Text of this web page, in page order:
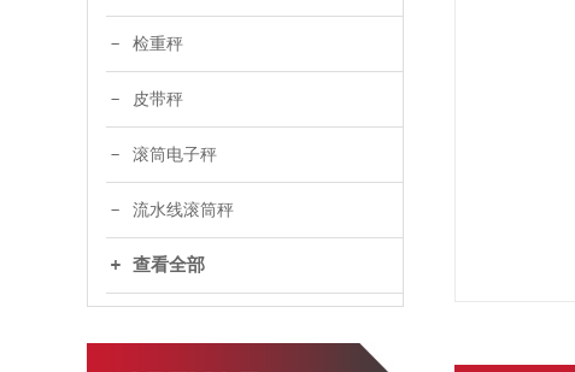
检重秤
皮带秤
滚筒电子秤
流水线滚筒秤
查看全部